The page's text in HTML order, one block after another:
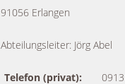
91056 Erlangen
Abteilungsleiter: Jörg Abel
Telefon (privat):